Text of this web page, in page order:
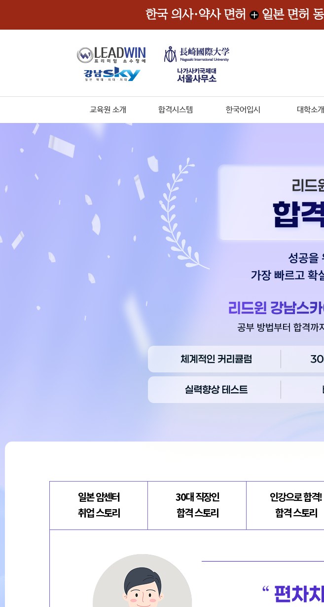
교육원 소개 합격시스템 한국어입시 대학소개
일본 암센터
취업 스토리
30대 직장인
합격 스토리
인강으로 합격!
합격 스토리